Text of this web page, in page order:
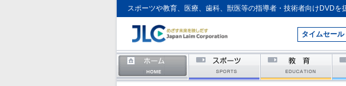
スポーツや教育、医療、歯科、獣医等の指導者・技術者向けDVDを
タイムセール